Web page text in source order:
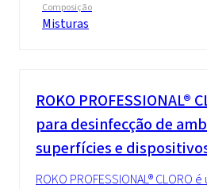
Composição
Misturas
ROKO PROFESSIONAL®
para desinfecção de
superfícies e
ROKO PROFESSIONAL® CLORO é